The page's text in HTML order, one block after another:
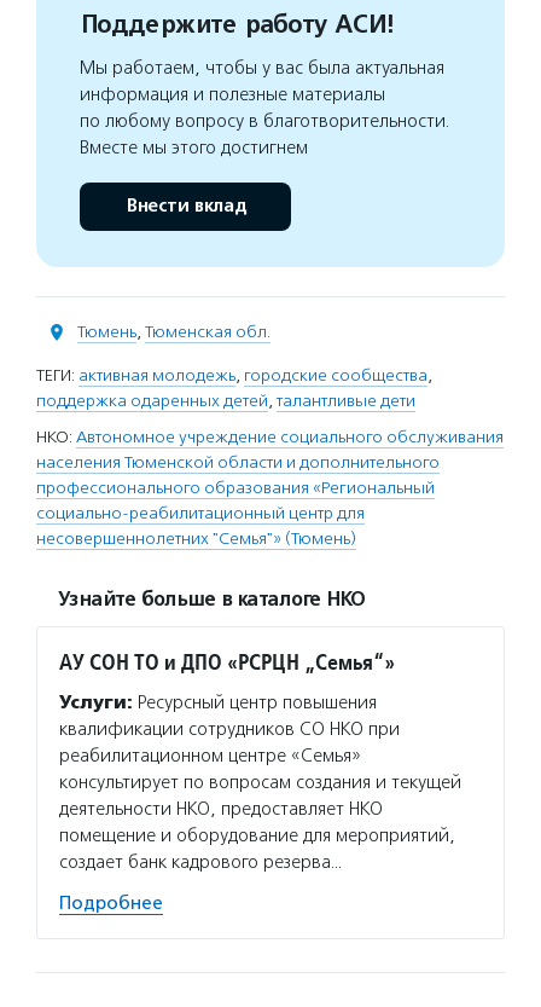
Поддержите работу АСИ!
Мы работаем, чтобы у вас была актуальная
информация и полезные материалы
по любому вопросу в благотворительности.
Вместе мы этого достигнем
Внести вклад
Тюмень, Тюменская обл.
ТЕГИ: активная молодежь, городские сообщества,
поддержка одаренных детей,талантливые дети
НКО: Автономное учреждение социального обслуживания
населения Тюменской области и дополнительного
профессионального образования «Региональный
социально-реабилитационный центр для
несовершеннолетних "Семья"» (Тюмень)
Узнайте больше в каталоге НКО
АУ СОН ТО и ДПО «РСРЦН „Семья“»
Услуги: Ресурсный центр повышения
квалификации сотрудников СО НКО при
реабилитационном центре «Семья»
консультирует по вопросам создания и текущей
деятельности НКО, предоставляет НКО
помещение и оборудование для мероприятий,
создает банк кадрового резерва…
Подробнее